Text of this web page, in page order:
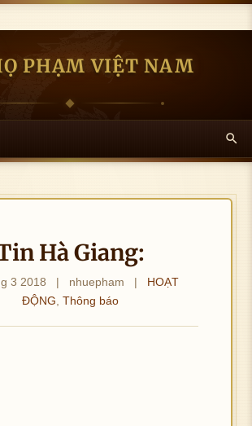
PHẠM VIỆT NAM
Hà Giang:
3 2018 | nhuepham |
HOẠT
ĐỘNG Thông báo